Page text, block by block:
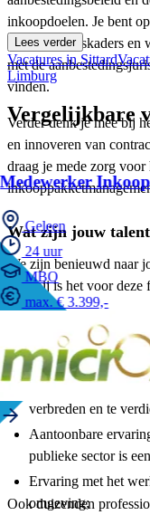
inkoopdoelen. Je bent
aanbestedingskaders
met de
vinden.
Verder denk je mee bij
en innoveren van
draag je mede zorg
Wat zijn jouw
We zijn benieuwd naar
Daarbij is het voor deze
HBO+ werk- en
opleiding op het
vergelijkbaar). NEVI
gelden als een pré.
verbreden en te
Aantoonbare
publieke sector is
Ervaring met het
omgeving;
Lees verder
Vacatures in Sittard
Limburg
Vergelijkbare
Medewerker Inkoop
Geleen
24 uur
MBO
max. € 3.399,-
Ook duizenden